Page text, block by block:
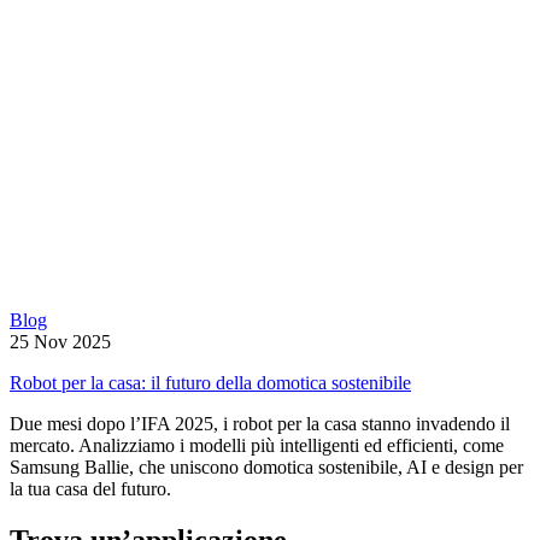
Blog
25 Nov 2025
Robot per la casa: il futuro della domotica sostenibile
Due mesi dopo l’IFA 2025, i robot per la casa stanno invadendo il
mercato. Analizziamo i modelli più intelligenti ed efficienti, come
Samsung Ballie, che uniscono domotica sostenibile, AI e design per
la tua casa del futuro.